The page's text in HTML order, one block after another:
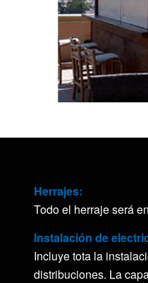
Herrajes:
Todo el herraje será
Instalación de
Incluye tota la
distribuciones. La